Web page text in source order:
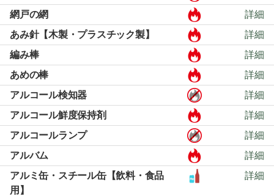
網戸の網
詳細
あみ針【木製・プラスチック製】
詳細
編み棒
詳細
あめの棒
詳細
アルコール検知器
詳細
アルコール鮮度保持剤
詳細
アルコールランプ
詳細
アルバム
詳細
アルミ缶・スチール缶【飲料・食品
用】
詳細